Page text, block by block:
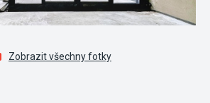
Zobrazit všechny fotky